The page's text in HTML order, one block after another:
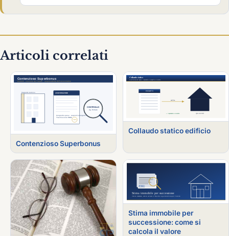
Articoli correlati
Contenzioso Superbonus
Collaudo statico edificio
Stima immobile per
successione: come si
calcola il valore